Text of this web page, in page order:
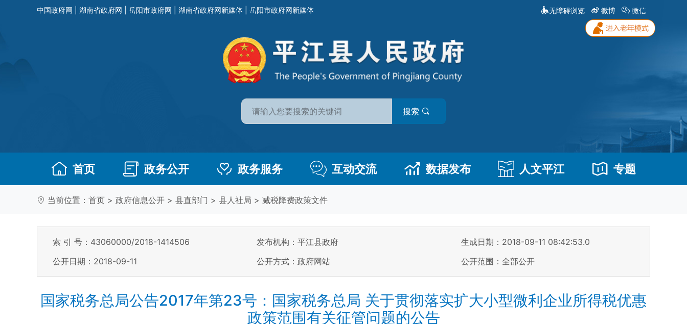
中国政府网 湖南省政府网 岳阳市政府网 湖南省政府网新媒体 岳阳市政府网新媒体 无障碍浏览 微博 微信
搜索
首页 政务公开 政务服务 互动交流 数据发布 人文平江 专题
当前位置： 首页 > 政府信息公开 > 县直部门 > 县人社局 > 减税降费政策文件
索 引 号：43060000/2018-1414506 发布机构：平江县政府
生成日期：2018-09-11 08:42:53.0
公开日期：2018-09-11
公开方式：政府网站 公开范围：全部公开
国家税务总局公告2017年第23号：国家税务总局 关于贯彻落实扩大小型微利企业所得税优惠
政策范围有关征管问题的公告